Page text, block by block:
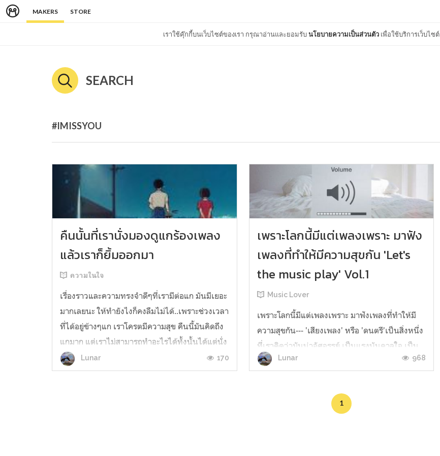
MAKERS STORE
เราใช้คุ๊กกี้บนเว็บไซต์ของเรา กรุณาอ่านและยอมรับนโยบายความเป็นส่วนตัว เพื่อใช้บริการเว็บไซต์
SEARCH
#IMISSYOU
คืนนั้นที่เรานั่งมองดูแกร้องเพลง
แล้วเราก็ยิ้มออกมา
ความในใจ
เรื่องราวและความทรงจำดีๆที่เรามีต่อแก มันมีเยอะ
มากเลยนะ ให้ทำยังไงก็คงลืมไม่ได้..เพราะช่วงเวลา
ที่ได้อยู่ข้างๆแก เราโครตมีความสุข คืนนี้มันคิดถึง
แกมาก แต่เราไม่สามารถทำอะไรได้ทั้งนั้นได้แต่นั่ง
นึกถึงเหตุการณ์ต่างๆระหว่างเรา ซึ่งเป็นอดีตไป
แล้วและคงไม่มีวันเกิดขึ้นอีก แต่อย่างน้อยมันก็เคย
Lunar 170
เพราะโลกนี้มีแต่เพลงเพราะ มาฟัง
เพลงที่ทำให้มีความสุขกัน 'Let's
the music play' Vol.1
Music Lover
เพราะโลกนี้มีแต่เพลงเพราะ มาฟังเพลงที่ทำให้มี
ความสุขกัน--- 'เสียงเพลง' หรือ 'ดนตรี'เป็นสิ่งหนึ่ง
ที่เราคิดว่ามันน่าอัศจรรย์ เป็นแรงบันดาลใจ เป็น
ความผ่อนคลายเป็นสิ่งที่ทำให้อารมณ์ของเราแปร
ซะงั้น...แต่ไม่ใช่สำหรับคืนนี้ คืนนี้เราจะมาฟังเพลง
Lunar 968
1